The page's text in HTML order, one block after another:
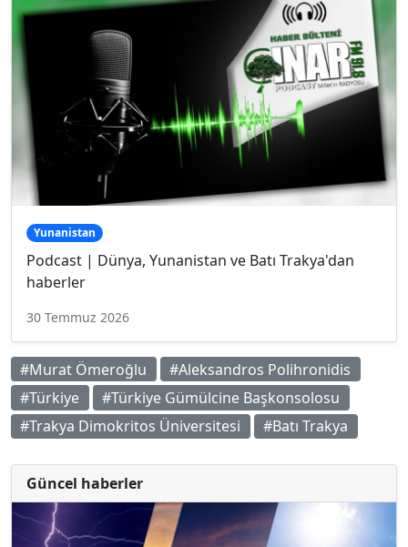
Yunanistan
Podcast | Dünya, Yunanistan ve Batı Trakya'dan
haberler
30 Temmuz 2026
#Murat Ömeroğlu
#Aleksandros Polihronidis
#Türkiye
#Türkiye Gümülcine Başkonsolosu
#Trakya Dimokritos Üniversitesi
#Batı Trakya
Güncel haberler